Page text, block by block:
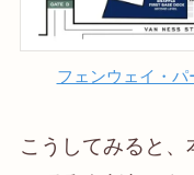
フェンウェイ・パ
こうしてみると